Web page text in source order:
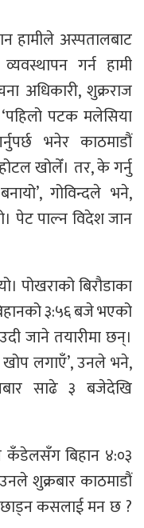
हामीले अस्पतालबाट
गर्न हामी
अधिकारी, शुक्रराज
पटक मलेसिया
भनेर काठमाडौं
खोलेँ। तर, के गर्नु
गोविन्दले भने,
पेट पाल्न विदेश जान
पोखराको बिरौडाका
३:५६ बजे भएको
जाने तयारीमा छन्।
खोप लगाएँ’, उनले भने,
साढे ३ बजेदेखि
कँडेलसँग बिहान ४:०३
शुक्रबार काठमाडौं
छाड्न कसलाई मन छ ?